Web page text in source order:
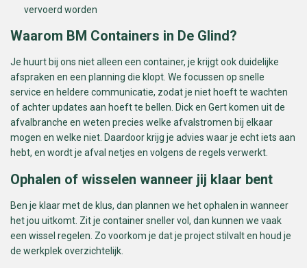
vervoerd worden
Waarom BM Containers in De Glind?
Je huurt bij ons niet alleen een container, je krijgt ook duidelijke
afspraken en een planning die klopt. We focussen op snelle
service en heldere communicatie, zodat je niet hoeft te wachten
of achter updates aan hoeft te bellen. Dick en Gert komen uit de
afvalbranche en weten precies welke afvalstromen bij elkaar
mogen en welke niet. Daardoor krijg je advies waar je echt iets aan
hebt, en wordt je afval netjes en volgens de regels verwerkt.
Ophalen of wisselen wanneer jij klaar bent
Ben je klaar met de klus, dan plannen we het ophalen in wanneer
het jou uitkomt. Zit je container sneller vol, dan kunnen we vaak
een wissel regelen. Zo voorkom je dat je project stilvalt en houd je
de werkplek overzichtelijk.